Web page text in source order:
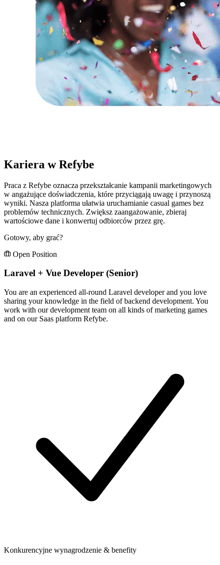
Kariera w Refybe
Praca z Refybe oznacza przekształcanie kampanii marketingowych
w angażujące doświadczenia, które przyciągają uwagę i przynoszą
wyniki. Nasza platforma ułatwia uruchamianie casual games bez
problemów technicznych. Zwiększ zaangażowanie, zbieraj
wartościowe dane i konwertuj odbiorców przez grę.
Gotowy, aby grać?
Open Position
Laravel + Vue Developer (Senior)
You are an experienced all-round Laravel developer and you love
sharing your knowledge in the field of backend development. You
work with our development team on all kinds of marketing games
and on our Saas platform Refybe.
Konkurencyjne wynagrodzenie & benefity